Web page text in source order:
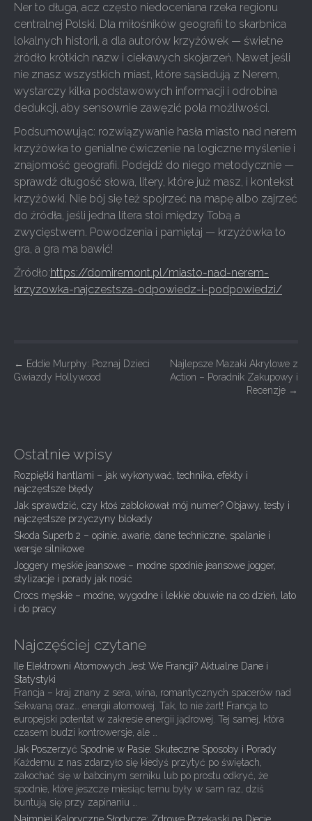
Ner to długa, acz często niedoceniana rzeka regionu
centralnej Polski. Dla miłośników geografii to skarbnica
lokalnych historii, a dla autorów krzyżówek — świetne
źródło krótkich nazw i ciekawych skojarzeń. Nawet jeśli
nie znasz wszystkich miast, które sąsiadują z Nerem,
wystarczy kilka podstawowych informacji i odrobina
dedukcji, aby sensownie zawęzić pola możliwości.
Podsumowując: rozwiązywanie hasła miasto nad nerem
krzyżówka to genialne ćwiczenie na logiczne myślenie i
znajomość geografii. Podejdź do niego metodycznie —
sprawdź długość słowa, litery, które już masz, i kontekst
krzyżówki. Nie bój się też spojrzeć na mapę albo zajrzeć
do źródła, jeśli jedna litera stoi między Tobą a
zwycięstwem. Powodzenia i pamiętaj — krzyżówka to
gra, a gra ma bawić!
Źródło:https://domiremont.pl/miasto-nad-nerem-
krzyzowka-najczestsza-odpowiedz-i-podpowiedzi/
P
o
n
a
v
i
g
a
t
i
o
← Eddie Murphy: Poznaj Dzieci
Gwiazdy Hollywood
Najlepsze Mazaki Akrylowe z
Action – Poradnik Zakupowy i
Recenzje →
Ostatnie wpisy
Rozpiętki hantlami – jak wykonywać, technika, efekty i
najczęstsze błędy
Jak sprawdzić, czy ktoś zablokował mój numer? Objawy, testy i
najczęstsze przyczyny blokady
Skoda Superb 2 – opinie, awarie, dane techniczne, spalanie i
wersje silnikowe
Joggery męskie jeansowe – modne spodnie jeansowe jogger,
stylizacje i porady jak nosić
Crocs męskie – modne, wygodne i lekkie obuwie na co dzień, lato
i do pracy
Najczęściej czytane
Ile Elektrowni Atomowych Jest We Francji? Aktualne Dane i
Statystyki
Francja – kraj znany z sera, wina, romantycznych spacerów nad
Sekwaną oraz… energii atomowej. Tak, to nie żart! Francja to
europejski potentat w zakresie energii jądrowej. Tej samej, która
czasem budzi kontrowersje, ale …
Jak Poszerzyć Spodnie w Pasie: Skuteczne Sposoby i Porady
Każdemu z nas zdarzyło się kiedyś przytyć po świętach,
zakochać się w babcinym serniku lub po prostu odkryć, że
spodnie, które jeszcze miesiąc temu były w sam raz, dziś
buntują się przy zapinaniu …